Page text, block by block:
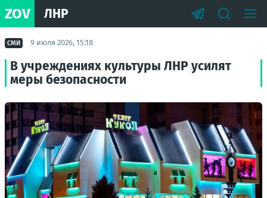
ZOV ЛНР
СМИ 9 июля 2026, 15:18
В учреждениях культуры ЛНР усилят
меры безопасности